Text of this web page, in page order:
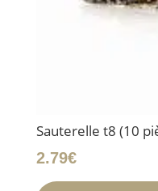
Sauterelle t8 (10
2.79€